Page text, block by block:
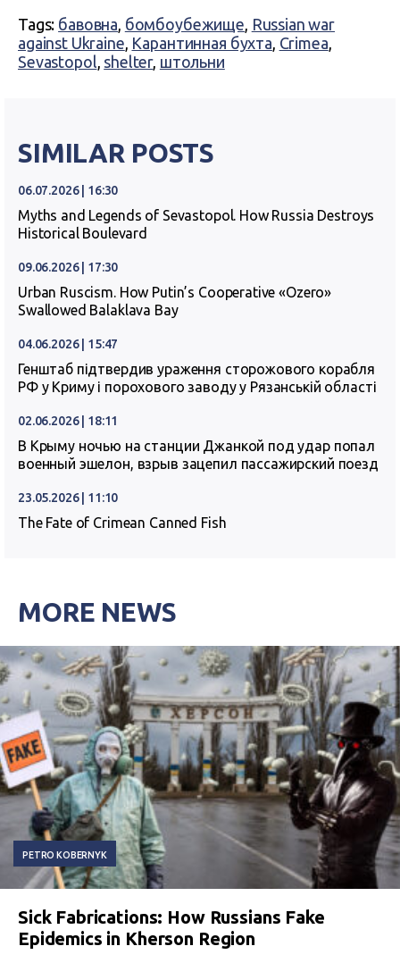
Tags: бавовна, бомбоубежище, Russian war
against Ukraine, Карантинная бухта, Crimea,
Sevastopol, shelter, штольни
SIMILAR POSTS
06.07.2026 | 16:30
Myths and Legends of Sevastopol. How Russia Destroys
Historical Boulevard
09.06.2026 | 17:30
Urban Ruscism. How Putin’s Cooperative «Ozero»
Swallowed Balaklava Bay
04.06.2026 | 15:47
Генштаб підтвердив ураження сторожового корабля
РФ у Криму і порохового заводу у Рязанській області
02.06.2026 | 18:11
В Крыму ночью на станции Джанкой под удар попал
военный эшелон, взрыв зацепил пассажирский поезд
23.05.2026 | 11:10
The Fate of Crimean Canned Fish
MORE NEWS
PETRO KOBERNYK
Sick Fabrications: How Russians Fake
Epidemics in Kherson Region